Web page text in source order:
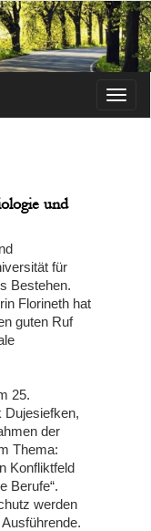
Menü
und
für
Bestehen.
Florineth hat
guten Ruf
25.
Dujesiefken,
der
Thema:
Konfliktfeld
Berufe“.
werden